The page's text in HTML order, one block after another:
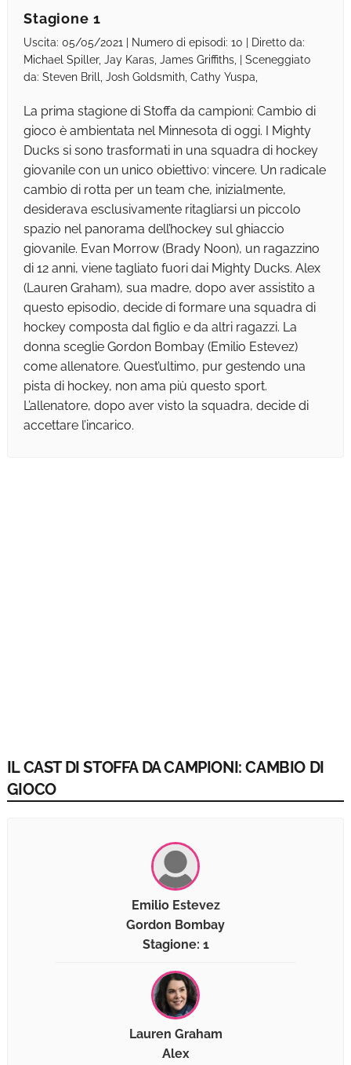
Stagione 1
Uscita: 05/05/2021 | Numero di episodi: 10 | Diretto da:
Michael Spiller, Jay Karas, James Griffiths, | Sceneggiato
da: Steven Brill, Josh Goldsmith, Cathy Yuspa,
La prima stagione di Stoffa da campioni: Cambio di
gioco è ambientata nel Minnesota di oggi. I Mighty
Ducks si sono trasformati in una squadra di hockey
giovanile con un unico obiettivo: vincere. Un radicale
cambio di rotta per un team che, inizialmente,
desiderava esclusivamente ritagliarsi un piccolo
spazio nel panorama dell’hockey sul ghiaccio
giovanile. Evan Morrow (Brady Noon), un ragazzino
di 12 anni, viene tagliato fuori dai Mighty Ducks. Alex
(Lauren Graham), sua madre, dopo aver assistito a
questo episodio, decide di formare una squadra di
hockey composta dal figlio e da altri ragazzi. La
donna sceglie Gordon Bombay (Emilio Estevez)
come allenatore. Quest’ultimo, pur gestendo una
pista di hockey, non ama più questo sport.
L’allenatore, dopo aver visto la squadra, decide di
accettare l’incarico.
IL CAST DI STOFFA DA CAMPIONI: CAMBIO DI
GIOCO
Emilio Estevez
Gordon Bombay
Stagione: 1
Lauren Graham
Alex